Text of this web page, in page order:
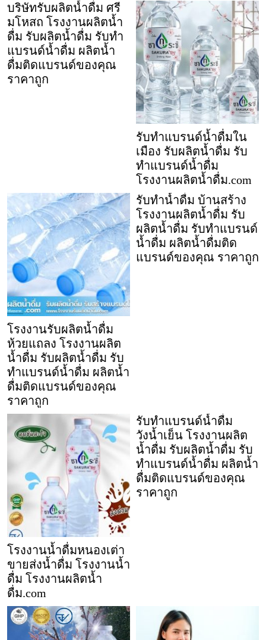
บริษัทรับผลิตน้ำดื่ม ศรี
มโหสถ โรงงานผลิตน้ำ
ดื่ม รับผลิตน้ำดื่ม รับทำ
แบรนด์น้ำดื่ม ผลิตน้ำ
ดื่มติดแบรนด์ของคุณ
ราคาถูก
รับทำแบรนด์น้ำดื่มใน
เมือง รับผลิตน้ำดื่ม รับ
ทำแบรนด์น้ำดื่ม
โรงงานผลิตน้ำดื่ม.com
โรงงานรับผลิตน้ำดื่ม
ห้วยแถลง โรงงานผลิต
น้ำดื่ม รับผลิตน้ำดื่ม รับ
ทำแบรนด์น้ำดื่ม ผลิตน้ำ
ดื่มติดแบรนด์ของคุณ
ราคาถูก
รับทำน้ำดื่ม บ้านสร้าง
โรงงานผลิตน้ำดื่ม รับ
ผลิตน้ำดื่ม รับทำแบรนด์
น้ำดื่ม ผลิตน้ำดื่มติด
แบรนด์ของคุณ ราคาถูก
โรงงานน้ำดื่มหนองเต่า
ขายส่งน้ำดื่ม โรงงานน้ำ
ดื่ม โรงงานผลิตน้ำ
ดื่ม.com
รับทำแบรนด์น้ำดื่ม
วังน้ำเย็น โรงงานผลิต
น้ำดื่ม รับผลิตน้ำดื่ม รับ
ทำแบรนด์น้ำดื่ม ผลิตน้ำ
ดื่มติดแบรนด์ของคุณ
ราคาถูก